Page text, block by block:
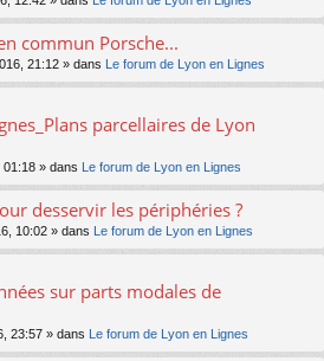
commun Porsche...
21:12 » dans Le forum de Lyon en Lignes
parcellaires de Lyon
01:18 » dans Le forum de Lyon en Lignes
desservir les périphéries ?
10:02 » dans Le forum de Lyon en Lignes
sur parts modales de
23:57 » dans Le forum de Lyon en Lignes